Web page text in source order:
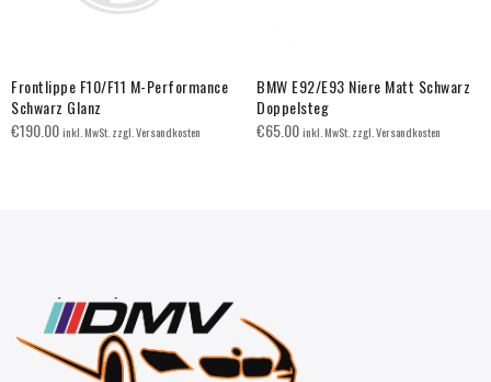
Frontlippe F10/F11 M-Performance
Schwarz Glanz
€190.00inkl. MwSt. zzgl. Versandkosten
BMW E92/E93 Niere Matt Schwarz
Doppelsteg
€65.00inkl. MwSt. zzgl. Versandkosten